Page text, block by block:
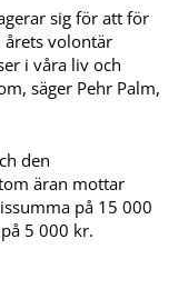
sig för att för
årets volontär
i våra liv och
säger Pehr Palm,
den
äran mottar
på 15 000
5 000 kr.